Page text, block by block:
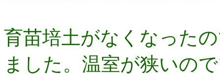
育苗培土がなくなった
ました。温室が狭いの